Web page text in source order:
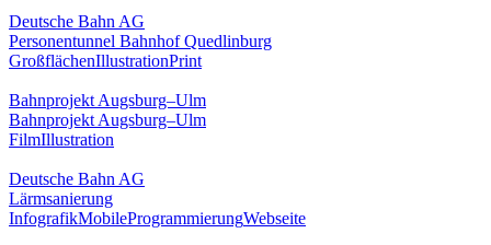
Deutsche Bahn AG
Personentunnel Bahnhof Quedlinburg
GroßflächenIllustrationPrint
Bahnprojekt Augsburg–Ulm
Bahnprojekt Augsburg–Ulm
FilmIllustration
Deutsche Bahn AG
Lärmsanierung
InfografikMobileProgrammierungWebseite